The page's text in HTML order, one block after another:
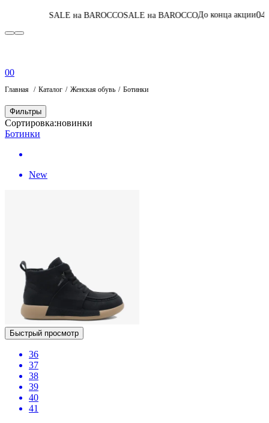
на BAROCCOSALE на BAROCCOДо конца акции04:05:19:20
00
Главная Каталог Женская обувь Ботинки
Фильтры
Сортировка:новинки
Ботинки
New
Быстрый просмотр
36
37
38
39
40
41